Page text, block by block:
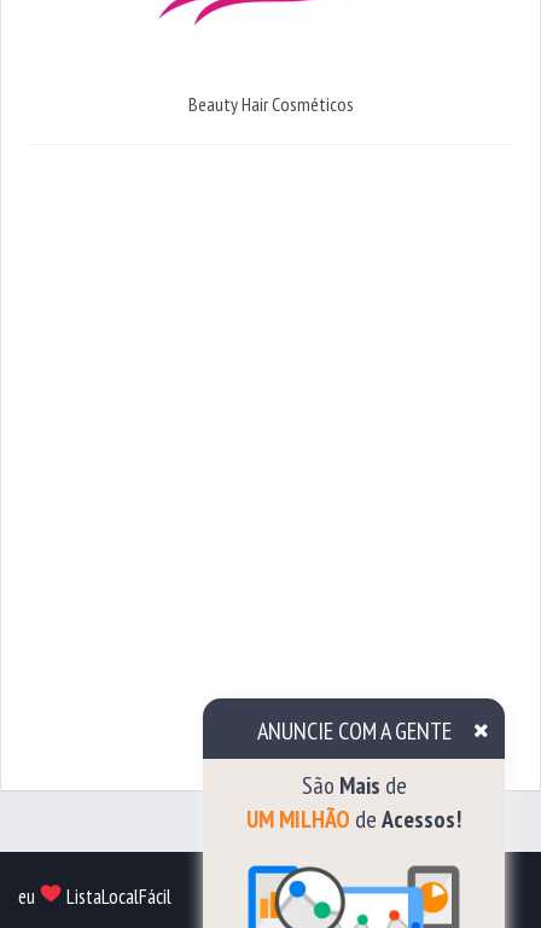
ANUNCIE COM A GENTE
Mais
MILHÃO
Cadastre sua empresa
Beauty Hair Cosméticos
eu ListaLocalFácil